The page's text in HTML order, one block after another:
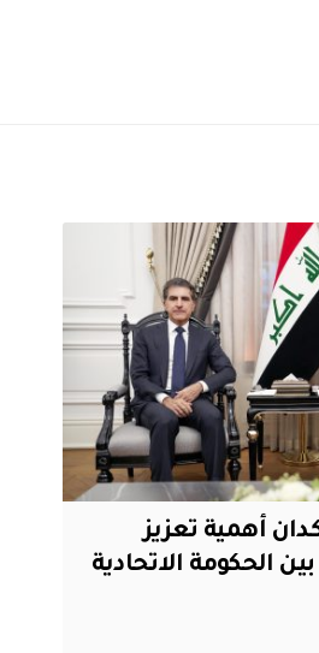
أهمية تعزيز
الحكومة الاتحادية